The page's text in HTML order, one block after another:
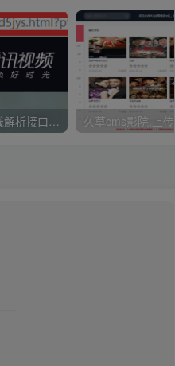
全网最全vip视频在线解析接口收藏分享